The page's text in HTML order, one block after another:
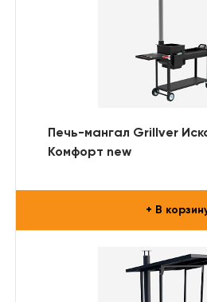
Печь-мангал Grillver
Комфорт new
+ В